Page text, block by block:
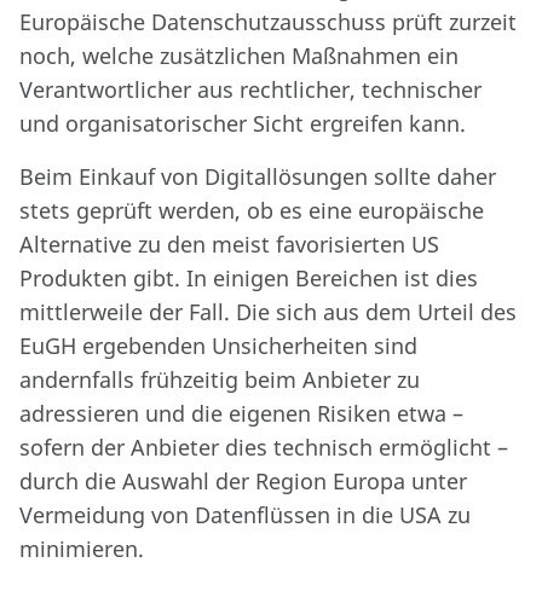
Europäische Datenschutzausschuss prüft zurzeit
noch, welche zusätzlichen Maßnahmen ein
Verantwortlicher aus rechtlicher, technischer
und organisatorischer Sicht ergreifen kann.
Beim Einkauf von Digitallösungen sollte daher
stets geprüft werden, ob es eine europäische
Alternative zu den meist favorisierten US
Produkten gibt. In einigen Bereichen ist dies
mittlerweile der Fall. Die sich aus dem Urteil des
EuGH ergebenden Unsicherheiten sind
andernfalls frühzeitig beim Anbieter zu
adressieren und die eigenen Risiken etwa –
sofern der Anbieter dies technisch ermöglicht –
durch die Auswahl der Region Europa unter
Vermeidung von Datenflüssen in die USA zu
minimieren.